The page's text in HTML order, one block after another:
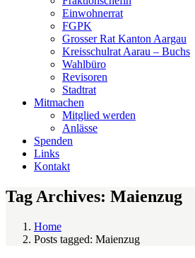
Einwohnerrat
FGPK
Grosser Rat Kanton Aargau
Kreisschulrat Aarau – Buchs
Wahlbüro
Revisoren
Stadtrat
Mitmachen
Mitglied werden
Anlässe
Spenden
Links
Kontakt
Tag Archives: Maienzug
Home
Posts tagged: Maienzug